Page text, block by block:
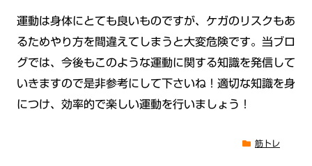
運動は身体にとても良いものですが、ケガのリスクもあ
るためやり方を間違えてしまうと大変危険です。当ブロ
グでは、今後もこのような運動に関する知識を発信して
いきますので是非参考にして下さいね！適切な知識を身
につけ、効率的で楽しい運動を行いましょう！
筋トレ